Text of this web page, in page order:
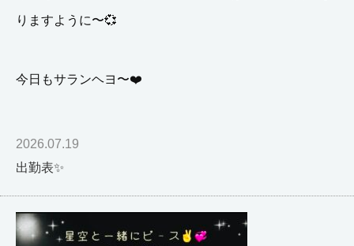
りますように〜💞
今日もサランヘヨ〜❤️
2026.07.19
出勤表✨